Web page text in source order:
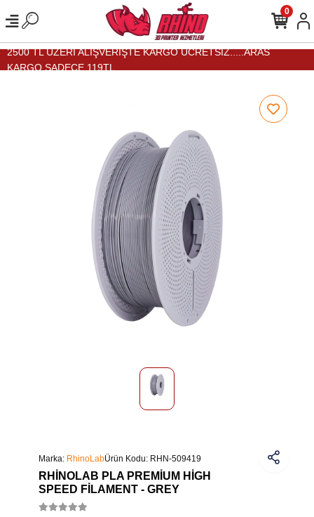
2500 TL ÜZERİ ALIŞVERİŞTE KARGO ÜCRETSİZ.....ARAS
KARGO SADECE 119TL...
0
Marka: RhinoLabÜrün Kodu: RHN-509419
RHINOLAB PLA PREMIUM HIGH
SPEED FILAMENT - GREY